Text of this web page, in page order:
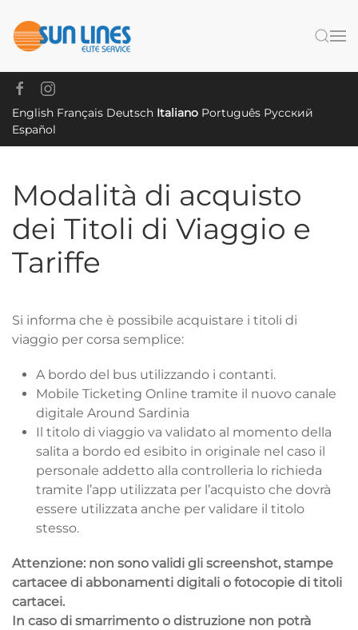
Skip to main content
English Français Deutsch Italiano Português Русский
Español
Modalità di acquisto
dei Titoli di Viaggio e
Tariffe
Si informa che è possibile acquistare i titoli di
viaggio per corsa semplice:
A bordo del bus utilizzando i contanti.
Mobile Ticketing Online tramite il nuovo canale
digitale Around Sardinia
Il titolo di viaggio va validato al momento della
salita a bordo ed esibito in originale nel caso il
personale addetto alla controlleria lo richieda
tramite l’app utilizzata per l’acquisto che dovrà
essere utilizzata anche per validare il titolo
stesso.
Attenzione: non sono validi gli screenshot, stampe
cartacee di abbonamenti digitali o fotocopie di titoli
cartacei.
In caso di smarrimento o distruzione non potrà